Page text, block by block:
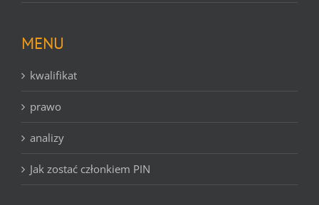
MENU
kwalifikat
prawo
analizy
Jak zostać członkiem PIN